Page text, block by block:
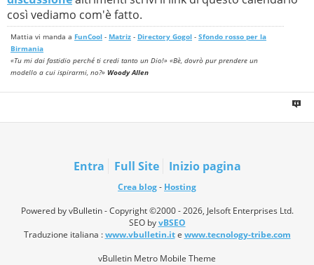
così vediamo com'è fatto.
Mattia vi manda a FunCool - Matriz - Directory Gogol - Sfondo rosso per la
Birmania
«Tu mi dai fastidio perché ti credi tanto un Dio!» «Bè, dovrò pur prendere un
modello a cui ispirarmi, no?» Woody Allen
Entra Full Site Inizio pagina
Crea blog- Hosting
Powered by vBulletin - Copyright ©2000 - 2026, Jelsoft Enterprises Ltd.
SEO byvBSEO
Traduzione italiana :www.vbulletin.ite www.tecnology-tribe.com
vBulletin Metro Mobile Theme